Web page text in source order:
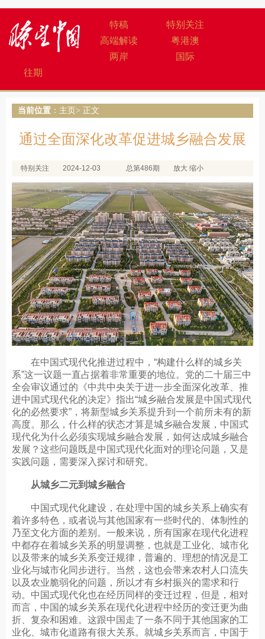
特稿
特别关注
高端解读
粤港澳
两岸
国际
往期
当前位置 ： 主页 > 正文
通过全面深化改革促进城乡融合发展
特别关注 2024-12-03 总第486期 放大 缩小
在中国式现代化推进过程中，“构建什么样的城乡关
系”这一议题一直占据着非常重要的地位。党的二十届三中
全会审议通过的《中共中央关于进一步全面深化改革、推
进中国式现代化的决定》指出“城乡融合发展是中国式现代
化的必然要求”，将新型城乡关系提升到一个前所未有的新
高度。那么，什么样的状态才算是城乡融合发展，中国式
现代化为什么必须实现城乡融合发展，如何达成城乡融合
发展？这些问题既是中国式现代化面对的理论问题，又是
实践问题，需要深入探讨和研究。
从城乡二元到城乡融合
中国式现代化建设，在处理中国的城乡关系上确实有
着许多特色，或者说与其他国家有一些时代的、体制性的
乃至文化方面的差别。一般来说，所有国家在现代化进程
中都存在着城乡关系的明显调整，也就是工业化、城市化
以及带来的城乡关系变迁规律，普遍的、理想的情况是工
业化与城市化同步进行。当然，这也会带来农村人口流失
以及农业脆弱化的问题，所以才有乡村振兴的需求和行
动。中国式现代化也在经历同样的变迁过程，但是，相对
而言，中国的城乡关系在现代化进程中经历的变迁更为曲
折、复杂和困难。这跟中国走了一条不同于其他国家的工
业化、城市化道路有很大关系。就城乡关系而言，中国于